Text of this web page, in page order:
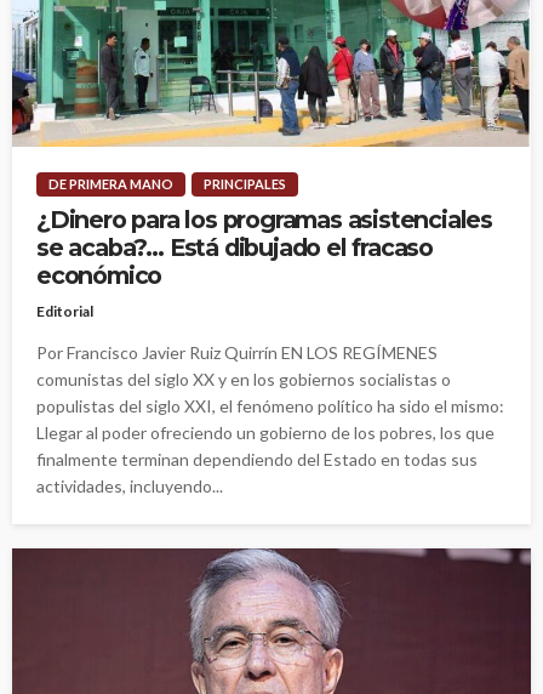
DE PRIMERA MANO PRINCIPALES
¿Dinero para los programas asistenciales
se acaba?… Está dibujado el fracaso
económico
Editorial
Por Francisco Javier Ruiz Quirrín EN LOS REGÍMENES
comunistas del siglo XX y en los gobiernos socialistas o
populistas del siglo XXI, el fenómeno político ha sido el mismo:
Llegar al poder ofreciendo un gobierno de los pobres, los que
finalmente terminan dependiendo del Estado en todas sus
actividades, incluyendo...